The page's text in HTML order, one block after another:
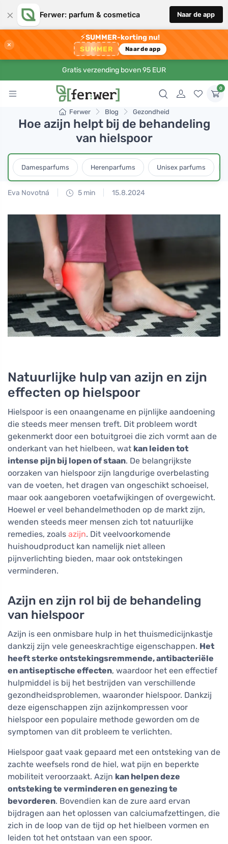
× Ferwer: parfum & cosmetica Naar de app
×
⚡SUMMER-korting nu!
SUMMER Naar de app
Gratis verzending boven 95 EUR
0
Ferwer Blog Gezondheid
Hoe azijn helpt bij de behandeling
van hielspoor
Damesparfums Herenparfums Unisex parfums
Eva Novotná 5 min 15.8.2024
Natuurlijke hulp van azijn en zijn
effecten op hielspoor
Hielspoor is een onaangename en pijnlijke aandoening
die steeds meer mensen treft. Dit probleem wordt
gekenmerkt door een botuitgroei die zich vormt aan de
onderkant van het hielbeen, wat kan leiden tot
intense pijn bij lopen of staan. De belangrijkste
oorzaken van hielspoor zijn langdurige overbelasting
van de voeten, het dragen van ongeschikt schoeisel,
maar ook aangeboren voetafwijkingen of overgewicht.
Hoewel er veel behandelmethoden op de markt zijn,
wenden steeds meer mensen zich tot natuurlijke
remedies, zoals azijn. Dit veelvoorkomende
huishoudproduct kan namelijk niet alleen
pijnverlichting bieden, maar ook ontstekingen
verminderen.
Azijn en zijn rol bij de behandeling
van hielspoor
Azijn is een onmisbare hulp in het thuismedicijnkastje
dankzij zijn vele geneeskrachtige eigenschappen. Het
heeft sterke ontstekingsremmende, antibacteriële
en antiseptische effecten, waardoor het een effectief
hulpmiddel is bij het bestrijden van verschillende
gezondheidsproblemen, waaronder hielspoor. Dankzij
deze eigenschappen zijn azijnkompressen voor
hielspoor een populaire methode geworden om de
symptomen van dit probleem te verlichten.
Hielspoor gaat vaak gepaard met een ontsteking van de
zachte weefsels rond de hiel, wat pijn en beperkte
mobiliteit veroorzaakt. Azijn kan helpen deze
ontsteking te verminderen en genezing te
bevorderen. Bovendien kan de zure aard ervan
bijdragen aan het oplossen van calciumafzettingen, die
zich in de loop van de tijd op het hielbeen vormen en
leiden tot het ontstaan van een spoor.